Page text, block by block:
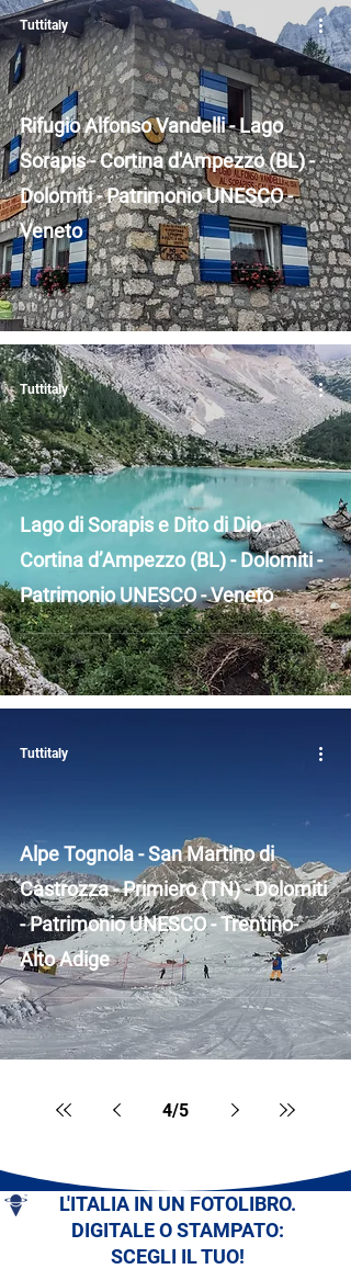
Rifugio Alfonso Vandelli - Lago
Sorapis - Cortina d'Ampezzo (BL) -
Dolomiti - Patrimonio UNESCO -
Veneto
Tuttitaly
Lago di Sorapis e Dito di Dio -
Cortina d’Ampezzo (BL) - Dolomiti -
Patrimonio UNESCO - Veneto
Tuttitaly
Alpe Tognola - San Martino di
Castrozza - Primiero (TN) - Dolomiti
- Patrimonio UNESCO - Trentino-
Alto Adige
Tuttitaly
4/5
L'ITALIA IN UN FOTOLIBRO.
DIGITALE O STAMPATO:
SCEGLI IL TUO!